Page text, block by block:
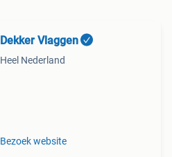
Dekker Vlaggen
Heel Nederland
Bezoek website